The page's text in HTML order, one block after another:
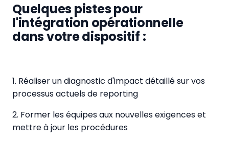
Quelques pistes pour
l'intégration opérationnelle
dans votre dispositif :
1. Réaliser un diagnostic d'impact détaillé sur vos
processus actuels de reporting
2. Former les équipes aux nouvelles exigences et
mettre à jour les procédures